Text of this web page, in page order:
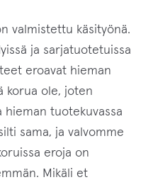
valmistettu käsityönä.
ja sarjatuotetuissa
eroavat hieman
korua ole, joten
tuotekuvassa
sama, ja valvomme
eroja on
Mikäli et